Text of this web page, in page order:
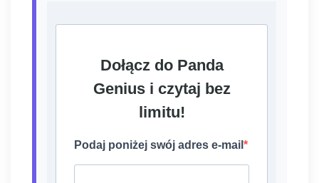
Dołącz do Panda
Genius i czytaj bez
limitu!
Podaj poniżej swój adres e-mail